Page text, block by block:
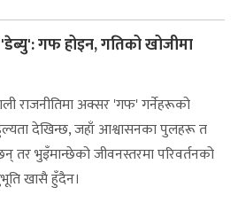
गफ होइन, गतिको खोजीमा
राजनीतिमा अक्सर 'गफ' गर्नेहरूको
देखिन्छ, जहाँ आश्वासनका पुलहरू त
तर भुइँमान्छेको जीवनस्तरमा परिवर्तनको
खासै हुँदैन।